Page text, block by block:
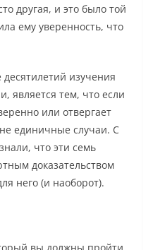
другая, и это было той
ему уверенность, что
изучения
является тем, что если
или отвергает
единичные случаи. С
что эти семь
доказательством
него (и наоборот).